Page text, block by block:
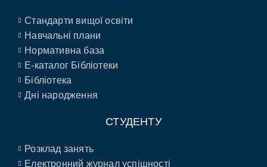
Стандарти вищої освіти
Навчальні плани
Нормативна база
E-каталог Бібліотеки
Бібліотека
Дні народження
СТУДЕНТУ
Розклад занять
Електронний журнал успішності